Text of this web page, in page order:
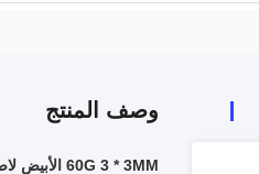
وصف المنتج
60G 3 * 3MM الأبيض لاصق الألياف الزجاجية الشريط لإصلاح جدار الشقوق